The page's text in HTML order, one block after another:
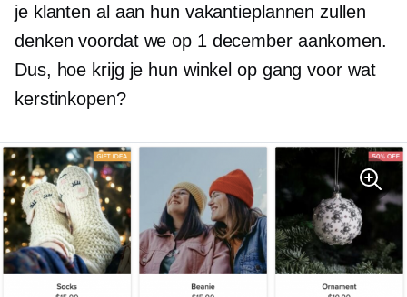
je klanten al aan hun vakantieplannen zullen
denken voordat we op 1 december aankomen.
Dus, hoe krijg je hun winkel op gang voor wat
kerstinkopen?